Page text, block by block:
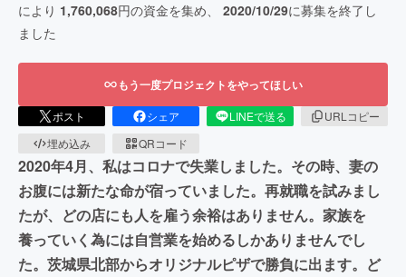
により 1,760,068円の資金を集め、 2020/10/29に募集を終了し
ました
もう一度プロジェクトをやってほしい
ポスト シェア LINEで送る
URLコピー
埋め込み
QRコード
2020年4月、私はコロナで失業しました。その時、妻の
お腹には新たな命が宿っていました。再就職を試みまし
たが、どの店にも人を雇う余裕はありません。家族を
養っていく為には自営業を始めるしかありませんでし
た。茨城県北部からオリジナルピザで勝負に出ます。ど